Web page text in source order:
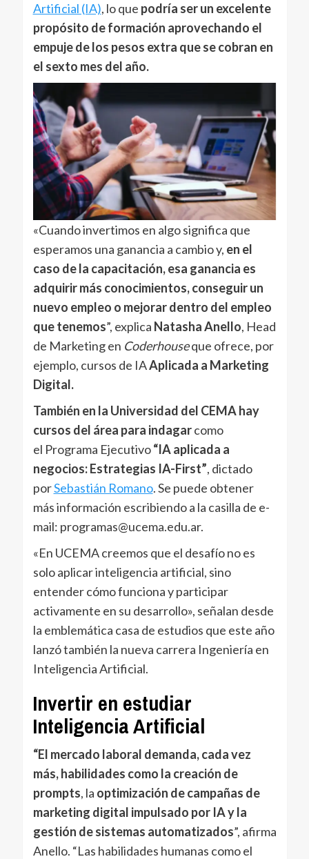
Artificial (IA), lo que podría ser un excelente
propósito de formación aprovechando el
empuje de los pesos extra que se cobran en
el sexto mes del año.
«Cuando invertimos en algo significa que
esperamos una ganancia a cambio y, en el
caso de la capacitación, esa ganancia es
adquirir más conocimientos, conseguir un
nuevo empleo o mejorar dentro del empleo
que tenemos”, explica Natasha Anello, Head
de Marketing en Coderhouseque ofrece, por
ejemplo, cursos de IAAplicada a Marketing
Digital.
También en la Universidad del CEMA hay
cursos del área para indagarcomo
el Programa Ejecutivo“IA aplicada a
negocios: Estrategias IA-First”, dictado
porSebastián Romano. Se puede obtener
más información escribiendo a la casilla de e-
mail: programas@ucema.edu.ar.
«En UCEMA creemos que el desafío no es
solo aplicar inteligencia artificial, sino
entender cómo funciona y participar
activamente en su desarrollo», señalan desde
la emblemática casa de estudios que este año
lanzó también la nueva carrera Ingeniería en
Inteligencia Artificial.
Invertir en estudiar
Inteligencia Artificial
“El mercado laboral demanda, cada vez
más, habilidades como la creación de
prompts, la optimización de campañas de
marketing digital impulsado por IA y la
gestión de sistemas automatizados”, afirma
Anello. “Las habilidades humanas como el